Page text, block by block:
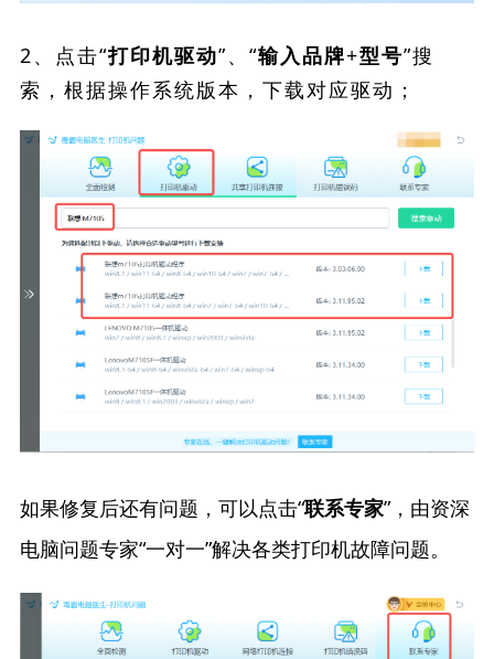
2、点击“打印机驱动”、“输入品牌+型号”搜
索，根据操作系统版本，下载对应驱动；
如果修复后还有问题，可以点击“联系专家”，由资深
电脑问题专家“一对一”解决各类打印机故障问题。